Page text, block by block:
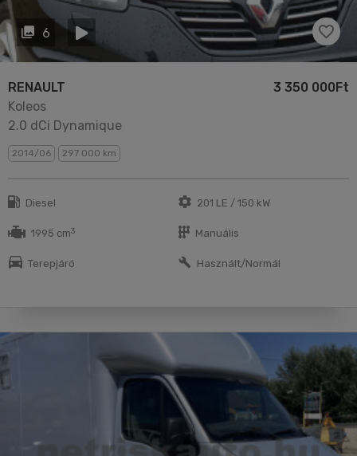
6
RENAULT
3 350 000Ft
Koleos
2.0 dCi Dynamique
2014/06 297 000 km
Diesel 201 LE / 150 kW
1995 cm3 Manuális
Terepjáró Használt/Normál